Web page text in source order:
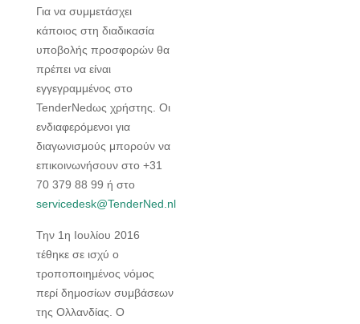
Για να συμμετάσχει
κάποιος στη διαδικασία
υποβολής προσφορών θα
πρέπει να είναι
εγγεγραμμένος στο
TenderNedως χρήστης. Οι
ενδιαφερόμενοι για
διαγωνισμούς μπορούν να
επικοινωνήσουν στο +31
70 379 88 99 ή στο
servicedesk@TenderNed.nl
Την 1η Ιουλίου 2016
τέθηκε σε ισχύ ο
τροποποιημένος νόμος
περί δημοσίων συμβάσεων
της Ολλανδίας. Ο